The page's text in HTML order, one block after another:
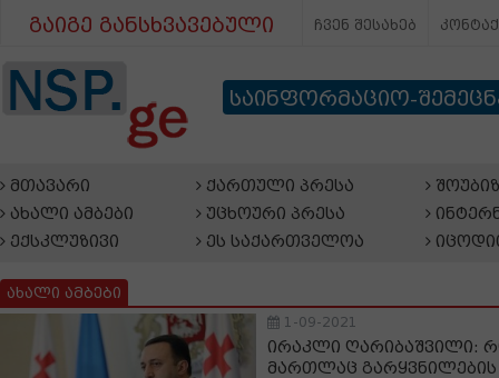
გაიგე განსხვავებული ჩვენ შესახებ
საინფორმაციო-
მთავარი
ახალი ამბები
ექსკლუზივი
ქართული პრესა
უცხოური პრესა
ეს საქართველოა
ახალი ამბები
1-09-2021
ირაკლი ღარიბაშვილი:
მართლაც გარყვნილების